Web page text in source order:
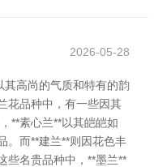
2026-05-28
其高尚的气质和特有的韵
花品种中，有一些因其
**素心兰**以其皑皑如
。而**建兰**则因花色丰
些名贵品种中，**墨兰**